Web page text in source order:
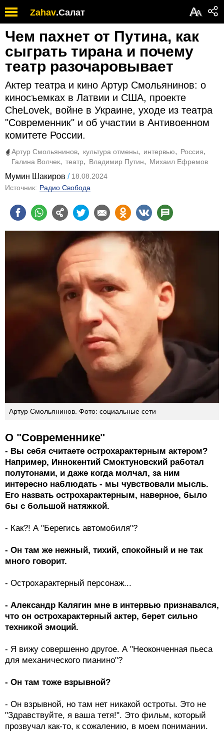
Zahav.Салат АА
Чем пахнет от Путина, как
сыграть тирана и почему
театр разочаровывает
Актер театра и кино Артур Смольянинов: о
киносъемках в Латвии и США, проекте
CheLovek, войне в Украине, уходе из театра
"Современник" и об участии в Антивоенном
комитете России.
Артур Смольянинов культура отмены интервью
Россия
Галина Волчек
театр Владимир Путин Михаил Ефремов
Мумин Шакиров
18.08.2024
Источник: Радио Свобода
Артур Смольянинов. Фото: социальные сети
О "Современнике"
- Вы себя считаете острохарактерным актером?
Например, Иннокентий Смоктуновский работал
полутонами, и даже когда молчал, за ним
интересно наблюдать - мы чувствовали мысль.
Его назвать острохарактерным, наверное, было
бы с большой натяжкой.
- Как?! А "Берегись автомобиля"?
- Он там же нежный, тихий, спокойный и не так
много говорит.
- Острохарактерный персонаж...
- Александр Калягин мне в интервью признавался,
что он острохарактерный актер, берет сильно
техникой эмоций.
- Я вижу совершенно другое. А "Неоконченная пьеса
для механического пианино"?
- Он там тоже взрывной?
- Он взрывной, но там нет никакой остроты. Это не
"Здравствуйте, я ваша тетя!". Это фильм, который
прозвучал как-то, к сожалению, в моем понимании.